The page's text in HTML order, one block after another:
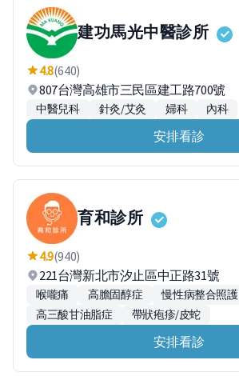
建功馬光中醫診所
4.8(640)
807台灣高雄市三民區建工路700號
中醫兒科 針灸/艾灸 婦科 內科
安排看診
育和診所
4.9(940)
221台灣新北市汐止區中正路31號
喉嚨痛 高膽固醇症
慢性病整合照護
高三酸甘油脂症
帶狀疱疹/皮蛇
安排看診